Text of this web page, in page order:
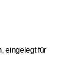
eingelegt für